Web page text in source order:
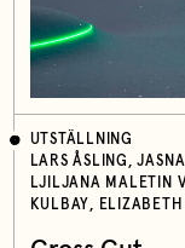
UTSTÄLLNING
LARS ÅSLING,
LJILJANA MALETIN
KULBAY,